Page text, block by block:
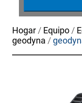
Hogar/ Equipo/
geodyna /